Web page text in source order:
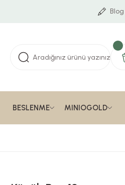
Blog
BESLENME MINIOGOLD